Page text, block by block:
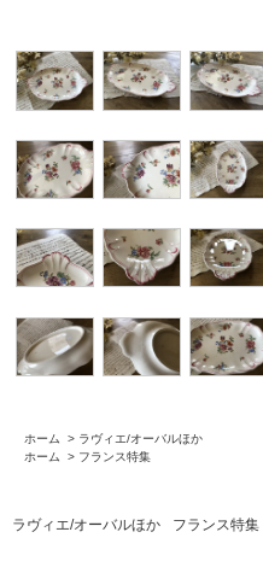
ホーム > ラヴィエ/オーバルほか
ホーム
> フランス特集
ラヴィエ/オーバルほか フランス特集